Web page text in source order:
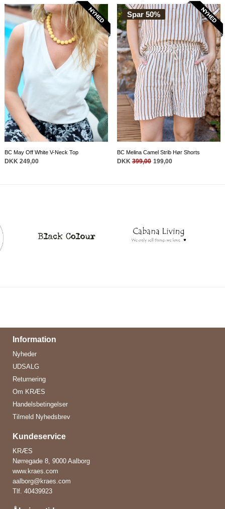
BC May Off White V-Neck Top
DKK 249,00
Spar 50%
BC Melina Camel Strib Hør Shorts
DKK 399,00 199,00
Information
Nyheder
UDSALG
Returnering
Om KRÆS
Handelsbetingelser
Tilmeld Nyhedsbrev
Kundeservice
KRÆS
Nørregade 8, 9000 Aalborg
www.kraes.com
aalborg@kraes.com
Tlf.40439923